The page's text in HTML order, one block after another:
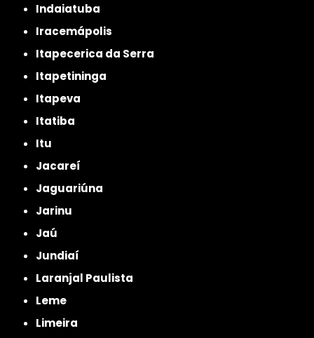
Indaiatuba
Iracemápolis
Itapecerica da Serra
Itapetininga
Itapeva
Itatiba
Itu
Jacareí
Jaguariúna
Jarinu
Jaú
Jundiaí
Laranjal Paulista
Leme
Limeira